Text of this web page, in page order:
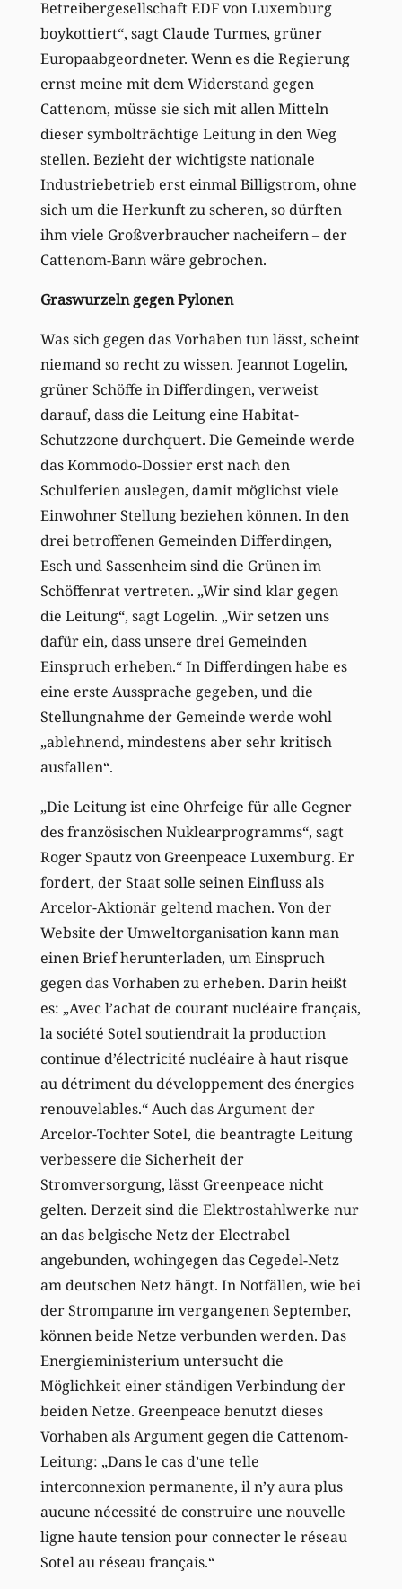
Betreibergesellschaft EDF von Luxemburg
boykottiert“, sagt Claude Turmes, grüner
Europaabgeordneter. Wenn es die Regierung
ernst meine mit dem Widerstand gegen
Cattenom, müsse sie sich mit allen Mitteln
dieser symbolträchtige Leitung in den Weg
stellen. Bezieht der wichtigste nationale
Industriebetrieb erst einmal Billigstrom, ohne
sich um die Herkunft zu scheren, so dürften
ihm viele Großverbraucher nacheifern – der
Cattenom-Bann wäre gebrochen.
Graswurzeln gegen Pylonen
Was sich gegen das Vorhaben tun lässt, scheint
niemand so recht zu wissen. Jeannot Logelin,
grüner Schöffe in Differdingen, verweist
darauf, dass die Leitung eine Habitat-
Schutzzone durchquert. Die Gemeinde werde
das Kommodo-Dossier erst nach den
Schulferien auslegen, damit möglichst viele
Einwohner Stellung beziehen können. In den
drei betroffenen Gemeinden Differdingen,
Esch und Sassenheim sind die Grünen im
Schöffenrat vertreten. „Wir sind klar gegen
die Leitung“, sagt Logelin. „Wir setzen uns
dafür ein, dass unsere drei Gemeinden
Einspruch erheben.“ In Differdingen habe es
eine erste Aussprache gegeben, und die
Stellungnahme der Gemeinde werde wohl
„ablehnend, mindestens aber sehr kritisch
ausfallen“.
„Die Leitung ist eine Ohrfeige für alle Gegner
des französischen Nuklearprogramms“, sagt
Roger Spautz von Greenpeace Luxemburg. Er
fordert, der Staat solle seinen Einfluss als
Arcelor-Aktionär geltend machen. Von der
Website der Umweltorganisation kann man
einen Brief herunterladen, um Einspruch
gegen das Vorhaben zu erheben. Darin heißt
es: „Avec l’achat de courant nucléaire français,
la société Sotel soutiendrait la production
continue d’électricité nucléaire à haut risque
au détriment du développement des énergies
renouvelables.“ Auch das Argument der
Arcelor-Tochter Sotel, die beantragte Leitung
verbessere die Sicherheit der
Stromversorgung, lässt Greenpeace nicht
gelten. Derzeit sind die Elektrostahlwerke nur
an das belgische Netz der Electrabel
angebunden, wohingegen das Cegedel-Netz
am deutschen Netz hängt. In Notfällen, wie bei
der Strompanne im vergangenen September,
können beide Netze verbunden werden. Das
Energieministerium untersucht die
Möglichkeit einer ständigen Verbindung der
beiden Netze. Greenpeace benutzt dieses
Vorhaben als Argument gegen die Cattenom-
Leitung: „Dans le cas d’une telle
interconnexion permanente, il n’y aura plus
aucune nécessité de construire une nouvelle
ligne haute tension pour connecter le réseau
Sotel au réseau français.“